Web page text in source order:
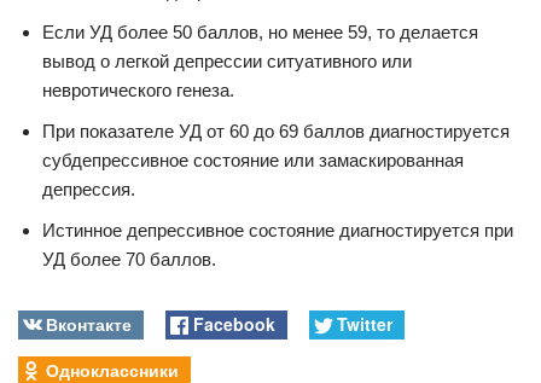
Если УД более 50 баллов, но менее 59, то делается
вывод о легкой депрессии ситуативного или
невротического генеза.
При показателе УД от 60 до 69 баллов диагностируется
субдепрессивное состояние или замаскированная
депрессия.
Истинное депрессивное состояние диагностируется при
УД более 70 баллов.
Вконтакте Facebook
Twitter
Одноклассники